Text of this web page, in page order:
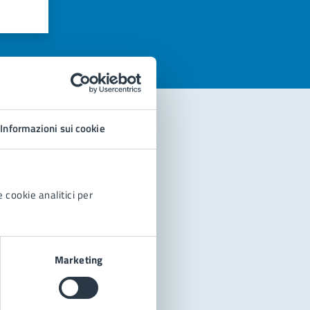
Informazioni sui cookie
cookie analitici per
Marketing